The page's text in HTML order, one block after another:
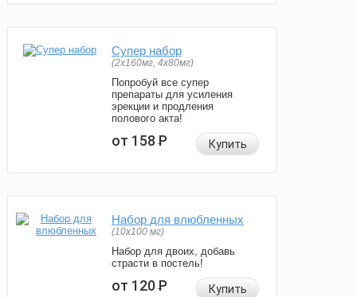
Супер набор
(2х160мг, 4х80мг)
Попробуй все супер
препараты для усиления
эрекции и продления
полового акта!
от 158Р Купить
Набор для влюбленных
(10х100 мг)
Набор для двоих, добавь
страсти в постель!
от 120Р Купить